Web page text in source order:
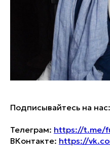
Подписывайтесь на нас:
Телеграм: https://t.me/
ВКонтакте: https://